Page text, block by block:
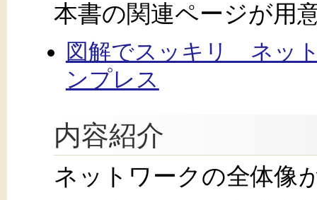
本書の関連ページが用
図解でスッキリ ネッ
ンプレス
内容紹介
ネットワークの全体像